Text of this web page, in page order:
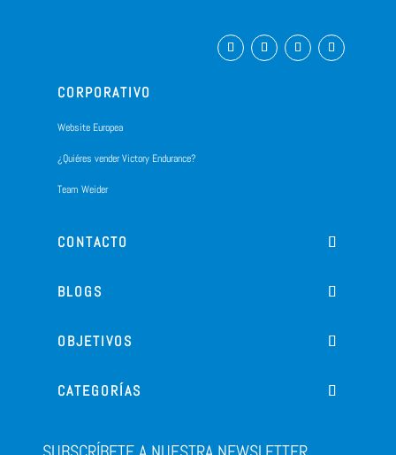
CORPORATIVO
Website Europea
¿Quiéres vender Victory Endurance?
Team Weider
CONTACTO
BLOGS
OBJETIVOS
CATEGORÍAS